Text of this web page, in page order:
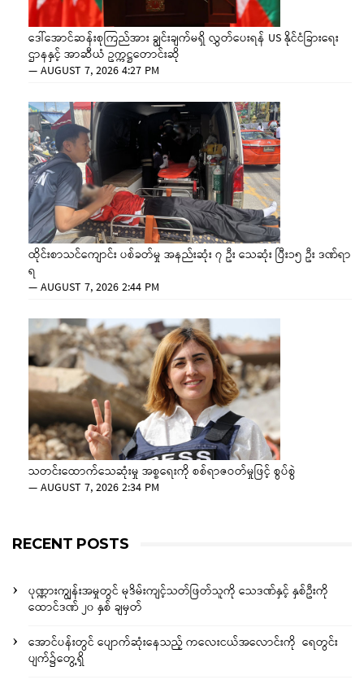
ဒေါ်အောင်ဆန်းစုကြည်အား ချွင်းချက်မရှိ လွှတ်ပေးရန် US နိုင်ငံခြားရေး
ဌာနနှင့် အာဆီယံ ဥက္ကဋ္ဌတောင်းဆို
—AUGUST 7, 2026 4:27 PM
ထိုင်းစာသင်ကျောင်း ပစ်ခတ်မှု အနည်းဆုံး ၇ ဦး သေဆုံး ပြီး၁၅ ဦး ဒဏ်ရာ
ရ
—AUGUST 7, 2026 2:44 PM
သတင်းထောက်သေဆုံးမှု အစ္စရေးကို စစ်ရာဇဝတ်မှုဖြင့် စွပ်စွဲ
—AUGUST 7, 2026 2:34 PM
RECENT POSTS
ပုဏ္ဏားကျွန်းအမှုတွင် မုဒိမ်းကျင့်သတ်ဖြတ်သူကို သေဒဏ်နှင့် နှစ်ဦးကို
ထောင်ဒဏ် ၂၀ နှစ် ချမှတ်
အောင်ပန်းတွင် ပျောက်ဆုံးနေသည့် ကလေးငယ်အလောင်းကို ရေတွင်း
ပျက်၌တွေ့ရှိ